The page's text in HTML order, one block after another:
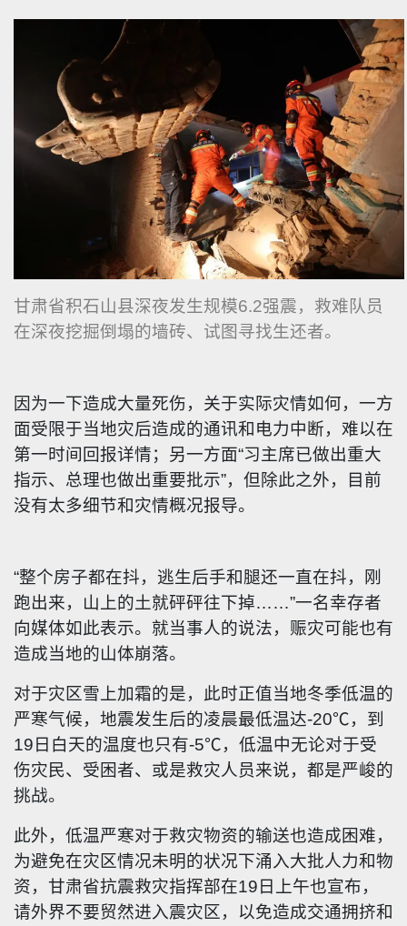
甘肃省积石山县深夜发生规模6.2强震，救难队员
在深夜挖掘倒塌的墙砖、试图寻找生还者。
因为一下造成大量死伤，关于实际灾情如何，一方
面受限于当地灾后造成的通讯和电力中断，难以在
第一时间回报详情；另一方面“习主席已做出重大
指示、总理也做出重要批示”，但除此之外，目前
没有太多细节和灾情概况报导。
“整个房子都在抖，逃生后手和腿还一直在抖，刚
跑出来，山上的土就砰砰往下掉……”一名幸存者
向媒体如此表示。就当事人的说法，赈灾可能也有
造成当地的山体崩落。
对于灾区雪上加霜的是，此时正值当地冬季低温的
严寒气候，地震发生后的凌晨最低温达-20℃，到
19日白天的温度也只有-5℃，低温中无论对于受
伤灾民、受困者、或是救灾人员来说，都是严峻的
挑战。
此外，低温严寒对于救灾物资的输送也造成困难，
为避免在灾区情况未明的状况下涌入大批人力和物
资，甘肃省抗震救灾指挥部在19日上午也宣布，
请外界不要贸然进入震灾区，以免造成交通拥挤和